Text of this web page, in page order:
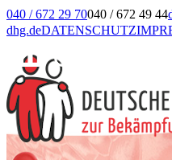
040 / 672 29 70040 / 672 49 44
dhg.deDATENSCHUTZ